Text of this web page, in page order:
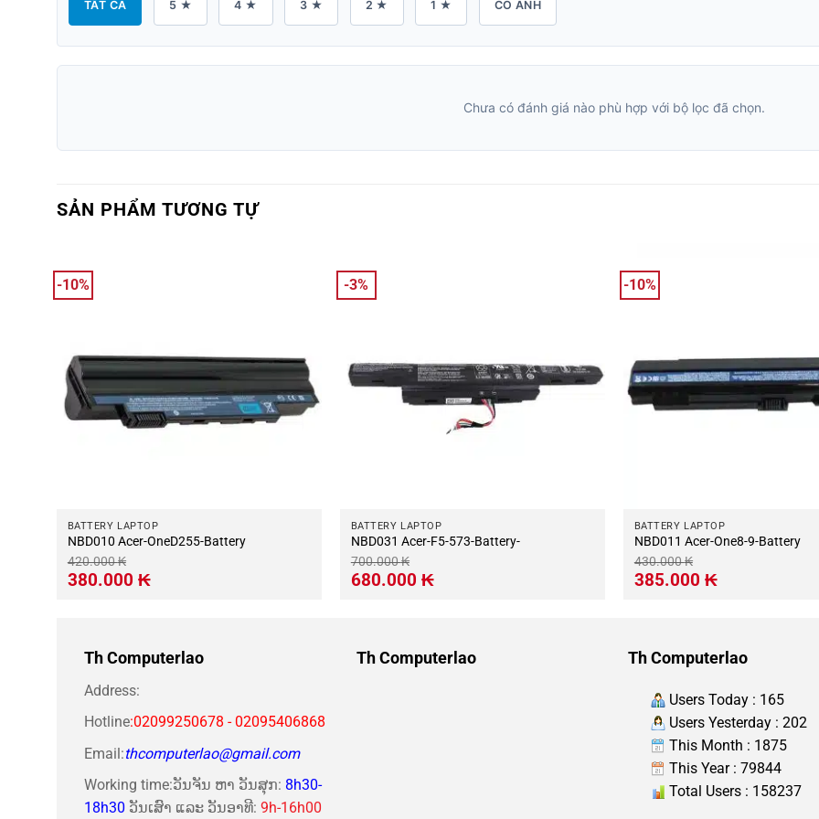
TẤT CẢ 5 ★ 4 ★ 3 ★ 2 ★ 1 ★ CÓ ẢNH
Chưa có đánh giá nào phù hợp với bộ lọc đã chọn.
SẢN PHẨM TƯƠNG TỰ
-10%
BATTERY LAPTOP
NBD010 Acer-OneD255-Battery
420.000₭
Giá
gốc
380.000 ₭Giá
hiện
-3%
BATTERY LAPTOP
NBD031 Acer-F5-573-Battery-
700.000₭
Giá
gốc
680.000 ₭Giá
hiện
-10%
BATTERY LAPTOP
NBD011 Acer-One8-9-Battery
430.000₭
Giá
gốc
385.000 ₭Giá
hiện
Th Computerlao
Address:
Hotline:02099250678 - 02095406868
Email:thcomputerlao@gmail.com
Working time:ວັນຈັນ ຫາ ວັນສຸກ: 8h30-
18h30 ວັນເສົາ ແລະ ວັນອາທີ: 9h-16h00
Th Computerlao Th Computerlao
Users Today : 165
Users Yesterday : 202
This Month : 1875
This Year : 79844
Total Users : 158237